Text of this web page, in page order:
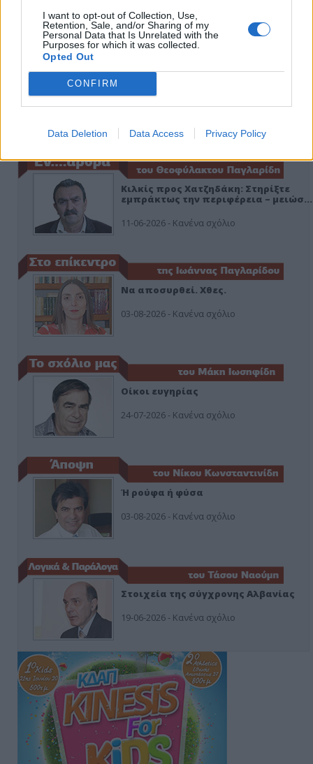
I want to opt-out of Collection, Use,
Retention, Sale, and/or Sharing of my
Personal Data that Is Unrelated with the
Purposes for which it was collected.
Opted Out
CONFIRM
Data Deletion Data Access Privacy Policy
ΑΠΟΨΕΙΣ
ο ΣΥΡΙΖΑ και οι Κιλκισιώτες
Κιλκίς προς Χατζηδάκη: Στηρίξτε
εμπράκτως την περιφέρεια – μειώσ…
11-06-2026 - Κανένα σχόλιο
Να αποσυρθεί. Χθες.
03-08-2026 - Κανένα σχόλιο
Οίκοι ευγηρίας
24-07-2026 - Κανένα σχόλιο
Ή ρούφα ή φύσα
03-08-2026 - Κανένα σχόλιο
Στοιχεία της σύγχρονης Αλβανίας
19-06-2026 - Κανένα σχόλιο